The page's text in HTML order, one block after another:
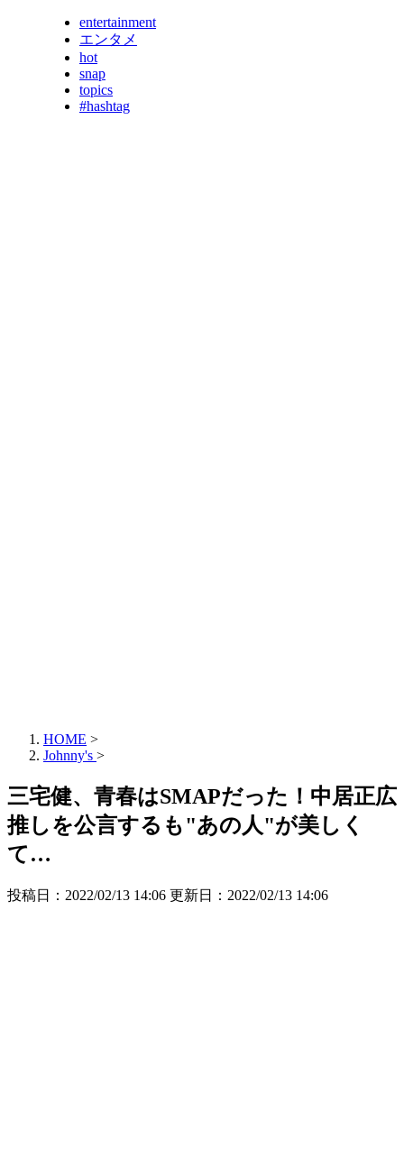
entertainment
エンタメ
hot
snap
topics
#hashtag
HOME >
Johnny's >
三宅健、青春はSMAPだった！中居正広
推しを公言するも"あの人"が美しく
て…
投稿日：2022/02/13 14:06 更新日： 2022/02/13 14:06